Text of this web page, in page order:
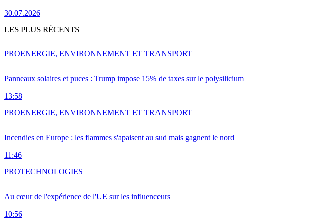
30.07.2026
LES PLUS RÉCENTS
Panneaux solaires et puces : Trump impose 15% de taxes sur le polysilicium
13:58
PROENERGIE, ENVIRONNEMENT ET TRANSPORT
Incendies en Europe : les flammes s'apaisent au sud mais gagnent le nord
11:46
PROENERGIE, ENVIRONNEMENT ET TRANSPORT
Au cœur de l'expérience de l'UE sur les influenceurs
10:56
PROTECHNOLOGIES